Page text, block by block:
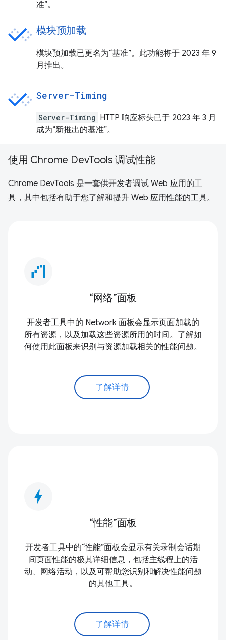
准”。
模块预加载
模块预加载已更名为“基准”。此功能将于 2023 年 9
月推出。
Server-Timing
Server-Timing HTTP 响应标头已于 2023 年 3 月
成为“新推出的基准”。
使用 Chrome DevTools 调试性能
Chrome DevTools 是一套供开发者调试 Web 应用的工
具，其中包括有助于您了解和提升 Web 应用性能的工具。
waterfall_chart
“网络”面板
开发者工具中的 Network 面板会显示页面加载的
所有资源，以及加载这些资源所用的时间。了解如
何使用此面板来识别与资源加载相关的性能问题。
了解详情
bolt
“性能”面板
开发者工具中的“性能”面板会显示有关录制会话期
间页面性能的极其详细信息，包括主线程上的活
动、网络活动，以及可帮助您识别和解决性能问题
的其他工具。
了解详情